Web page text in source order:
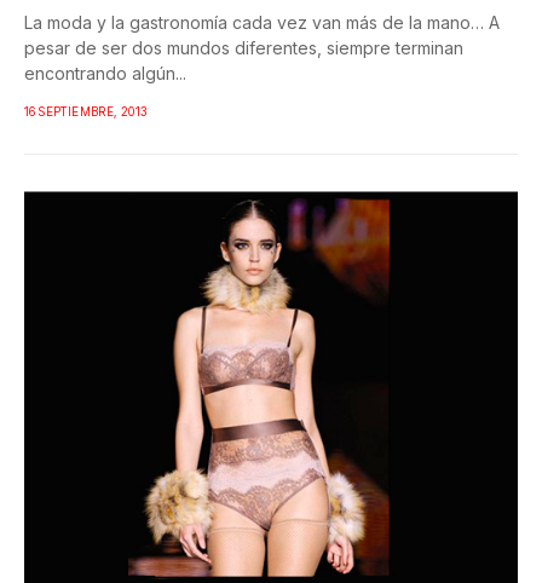
La moda y la gastronomía cada vez van más de la mano… A
pesar de ser dos mundos diferentes, siempre terminan
encontrando algún...
16 SEPTIEMBRE, 2013